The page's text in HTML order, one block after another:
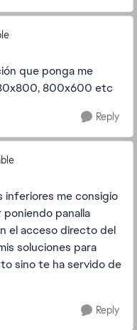
que ponga me
800x600 etc
Reply
inferiores me consigio
panalla
el acceso directo del
soluciones para
sino te ha servido de
Reply